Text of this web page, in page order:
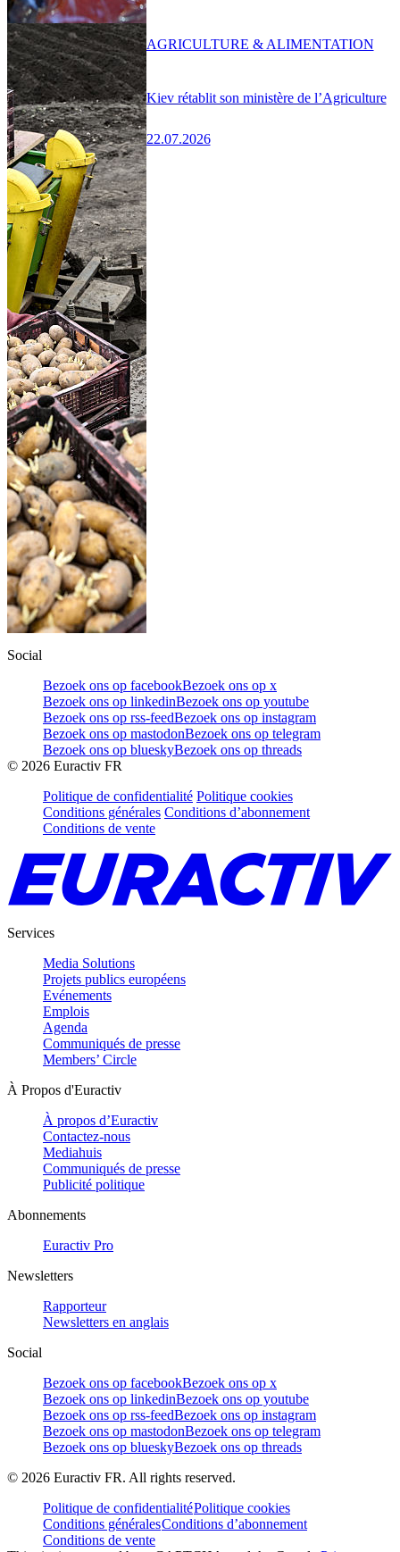
Kiev rétablit son ministère de l’Agriculture
22.07.2026
AGRICULTURE & ALIMENTATION
Social
Bezoek ons op facebookBezoek ons op x
Bezoek ons op linkedinBezoek ons op youtube
Bezoek ons op rss-feedBezoek ons op instagram
Bezoek ons op mastodonBezoek ons op telegram
Bezoek ons op blueskyBezoek ons op threads
© 2026 Euractiv FR
Politique de confidentialité Politique cookies
Conditions générales Conditions d’abonnement
Conditions de vente
Services
Media Solutions
Projets publics européens
Evénements
Emplois
Agenda
Communiqués de presse
Members’ Circle
À Propos d'Euractiv
À propos d’Euractiv
Contactez-nous
Mediahuis
Communiqués de presse
Publicité politique
Abonnements
Euractiv Pro
Newsletters
Rapporteur
Newsletters en anglais
Social
Bezoek ons op facebookBezoek ons op x
Bezoek ons op linkedinBezoek ons op youtube
Bezoek ons op rss-feedBezoek ons op instagram
Bezoek ons op mastodonBezoek ons op telegram
Bezoek ons op blueskyBezoek ons op threads
© 2026 Euractiv FR. All rights reserved.
Politique de confidentialitéPolitique cookies
Conditions généralesConditions d’abonnement
Conditions de vente